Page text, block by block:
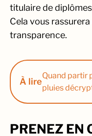
titulaire de
Cela vous
transparence.
À lire
Quand partir
pluies
PRENEZ EN